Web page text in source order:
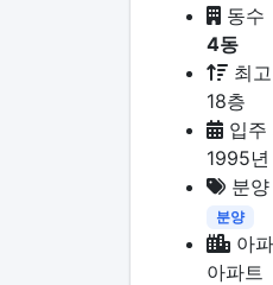
동수
4동
최
18층
입주
1995
분
분양
아
아파트